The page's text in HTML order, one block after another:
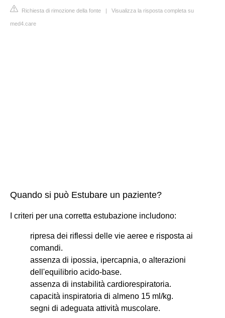
Richiesta di rimozione della fonte | Visualizza la risposta completa su
med4.care
Quando si può Estubare un paziente?
I criteri per una corretta estubazione includono:
ripresa dei riflessi delle vie aeree e risposta ai
comandi.
assenza di ipossia, ipercapnia, o alterazioni
dell'equilibrio acido-base.
assenza di instabilità cardiorespiratoria.
capacità inspiratoria di almeno 15 ml/kg.
segni di adeguata attività muscolare.